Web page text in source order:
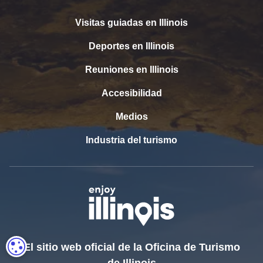
Apothecary
Galena
Bakehouse
Visitas guiadas en Illinois
Deportes en Illinois
Reuniones en Illinois
Accesibilidad
Medios
Industria del turismo
El sitio web oficial de la Oficina de Turismo
CONFIGURACIÓN DE COOKIES